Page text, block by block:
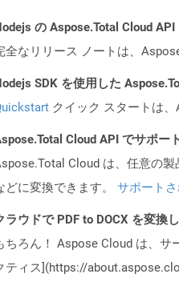
の Aspose.Total Cloud
全なリリース ノートは、
SDK を使用した
クイック スタートは
Cloud API でサポー
Cloud は、任意の製
どに変換できます。 サポート
ラウドで PDF to DOCX を変換
ちろん！ Aspose Cloud は、
ティス](https://